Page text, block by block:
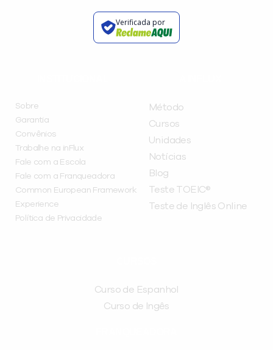
Verificada por
Sobre
Garantia
Convênios
Trabalhe na inFlux
Fale com a Escola
Fale com a Franqueadora
Common European Framework
Experience
Política de Privacidade
Método
Cursos
Unidades
Notícias
Blog
Teste TOEIC®
Teste de Inglês Online
Curso de Espanhol
Curso de Ingês